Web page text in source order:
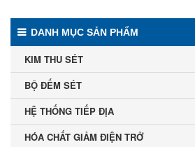
DANH MỤC SẢN PHẨM
KIM THU SÉT
BỘ ĐẾM SÉT
HỆ THỐNG TIẾP ĐỊA
HÓA CHẤT GIẢM ĐIỆN TRỞ